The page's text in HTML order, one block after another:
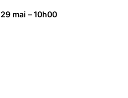
En savoir plus
mai – 10h00